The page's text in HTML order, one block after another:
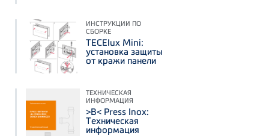
ИНСТРУКЦИИ ПО
СБОРКЕ
TECElux Mini:
установка защиты
от кражи панели
ТЕХНИЧЕСКАЯ
ИНФОРМАЦИЯ
>B< Press Inox:
Техническая
информация